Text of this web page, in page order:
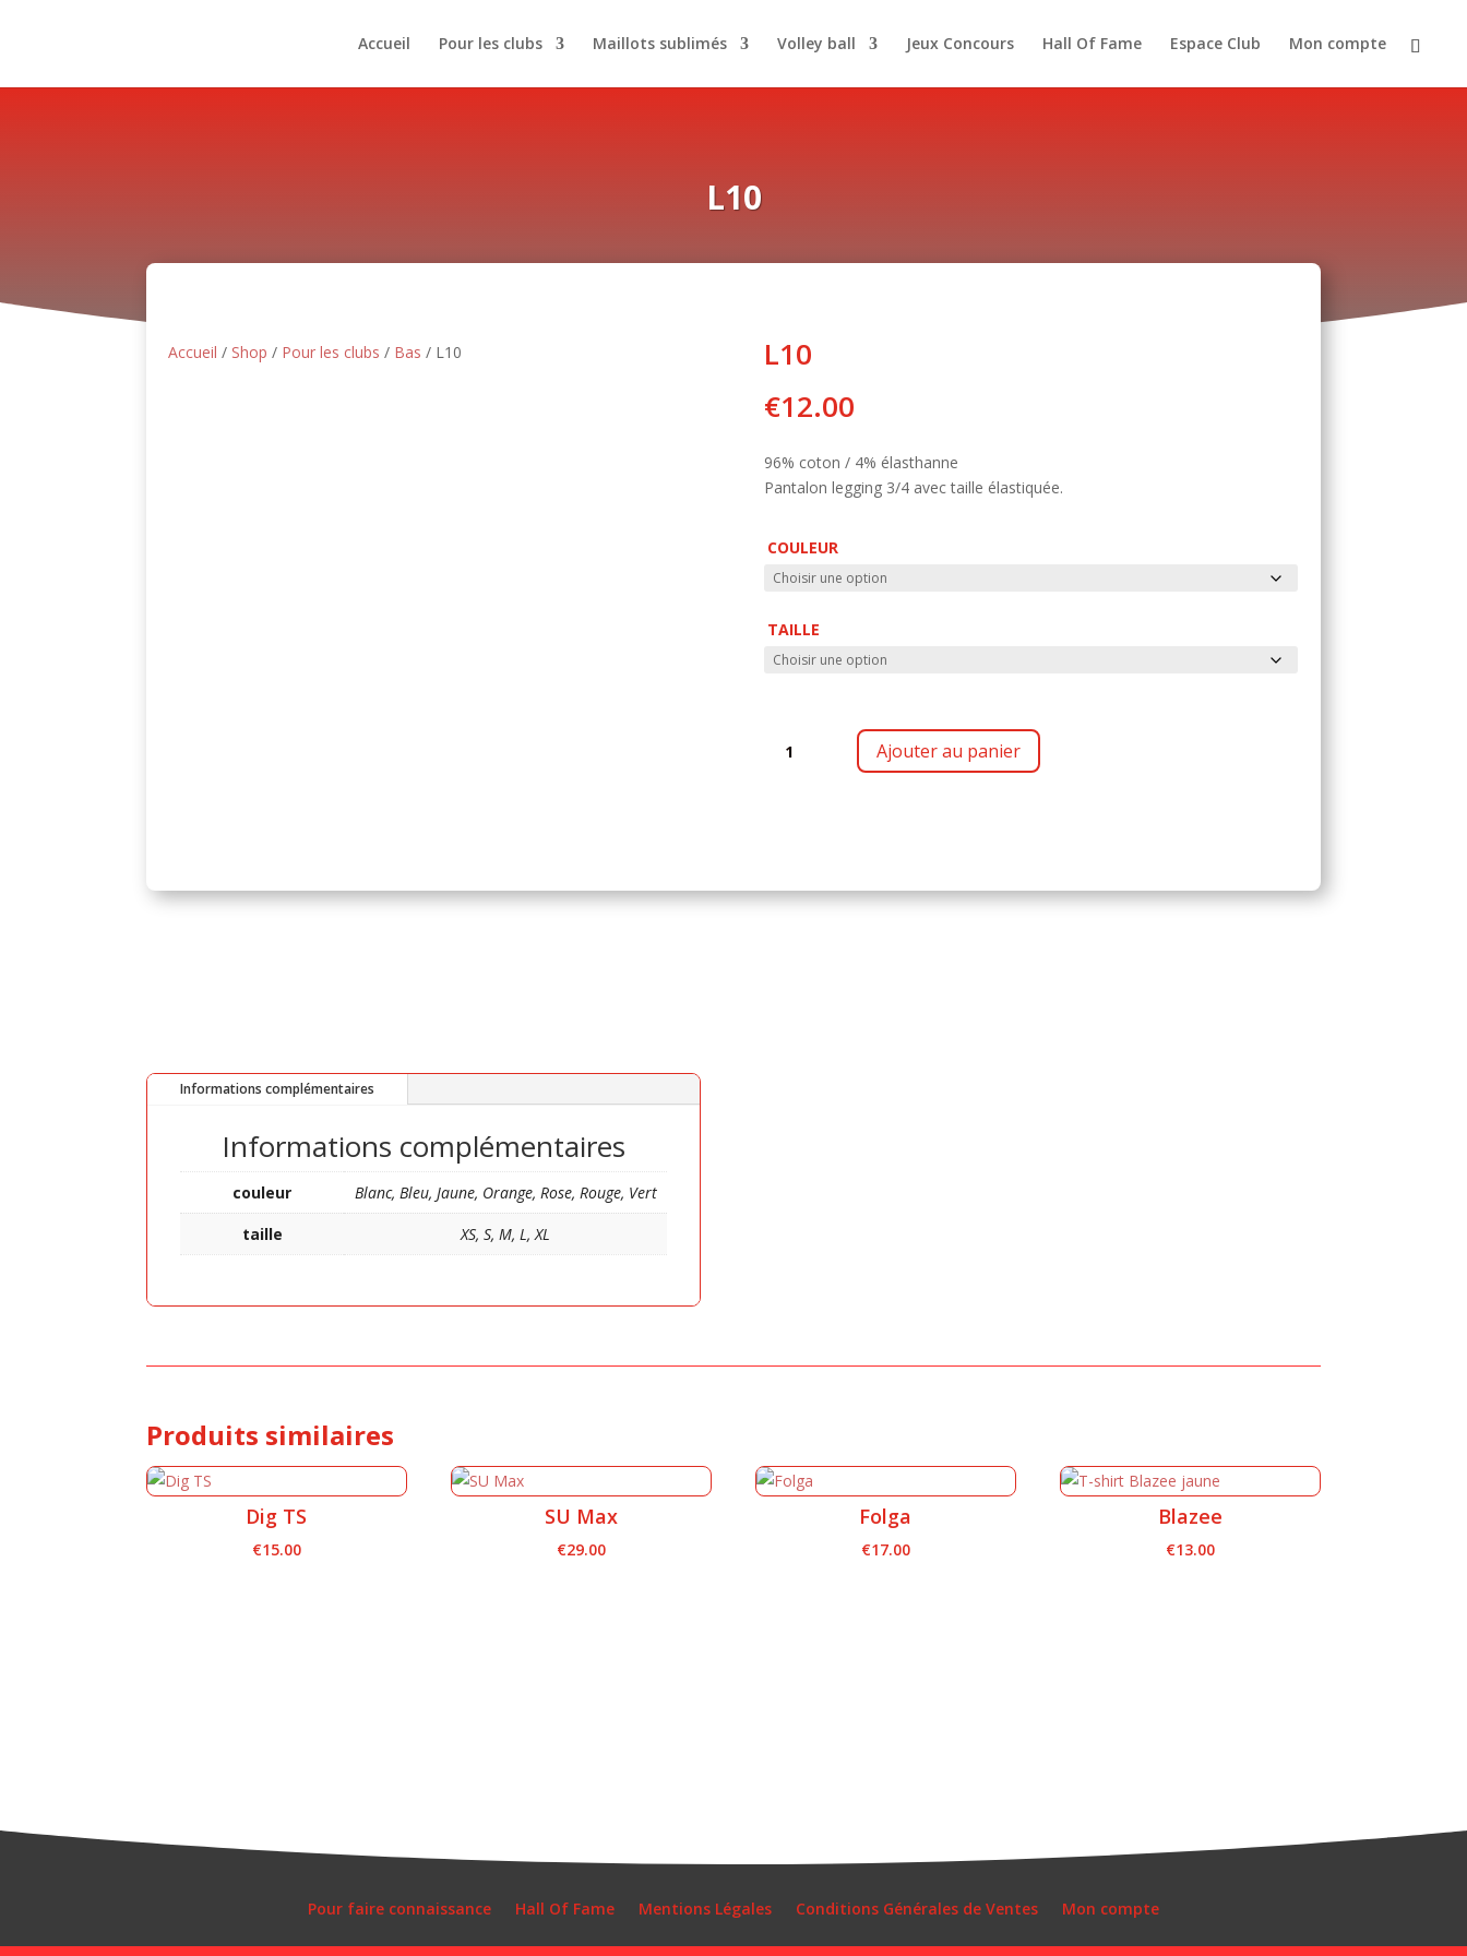
Accueil Pour les clubs Maillots sublimés Volley ball Jeux Concours Hall Of Fame Espace Club Mon compte
L10
Accueil / Shop / Pour les clubs / Bas / L10
L10
€12.00
96% coton / 4% élasthanne
Pantalon legging 3/4 avec taille élastiquée.
COULEUR
TAILLE
Ajouter au panier
Informations complémentaires
Informations complémentaires
couleur
Blanc, Bleu, Jaune, Orange, Rose, Rouge, Vert
taille
XS, S, M, L, XL
Produits similaires
Dig TS
€15.00
SU Max
€29.00
Folga
€17.00
Blazee
€13.00
Pour faire connaissance Hall Of Fame Mentions Légales Conditions Générales de Ventes Mon compte